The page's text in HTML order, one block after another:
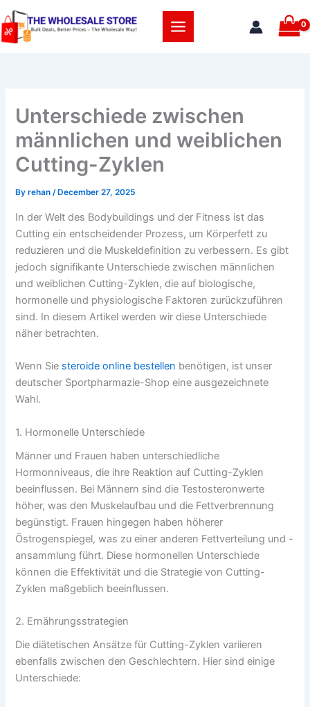
Skip
to
content
Unterschiede zwischen
männlichen und weiblichen
Cutting-Zyklen
Byrehan/ December 27, 2025
In der Welt des Bodybuildings und der Fitness ist das
Cutting ein entscheidender Prozess, um Körperfett zu
reduzieren und die Muskeldefinition zu verbessern. Es gibt
jedoch signifikante Unterschiede zwischen männlichen
und weiblichen Cutting-Zyklen, die auf biologische,
hormonelle und physiologische Faktoren zurückzuführen
sind. In diesem Artikel werden wir diese Unterschiede
näher betrachten.
Wenn Sie steroide online bestellen benötigen, ist unser
deutscher Sportpharmazie-Shop eine ausgezeichnete
Wahl.
1. Hormonelle Unterschiede
Männer und Frauen haben unterschiedliche
Hormonniveaus, die ihre Reaktion auf Cutting-Zyklen
beeinflussen. Bei Männern sind die Testosteronwerte
höher, was den Muskelaufbau und die Fettverbrennung
begünstigt. Frauen hingegen haben höherer
Östrogenspiegel, was zu einer anderen Fettverteilung und -
ansammlung führt. Diese hormonellen Unterschiede
können die Effektivität und die Strategie von Cutting-
Zyklen maßgeblich beeinflussen.
2. Ernährungsstrategien
Die diätetischen Ansätze für Cutting-Zyklen variieren
ebenfalls zwischen den Geschlechtern. Hier sind einige
Unterschiede: